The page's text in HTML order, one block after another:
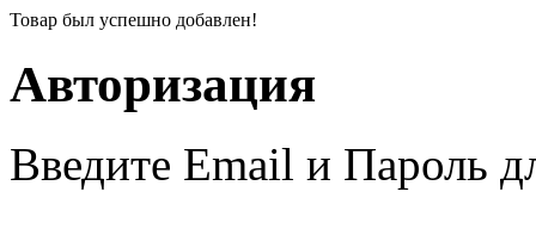
Товар был успешно добавлен!
Авторизация
Введите Email и Пароль